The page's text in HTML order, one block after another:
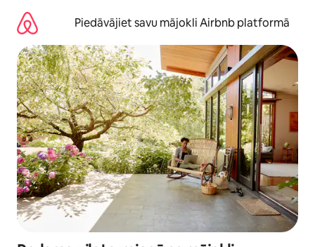
saturu
Piedāvājiet savu mājokli Airbnb platformā